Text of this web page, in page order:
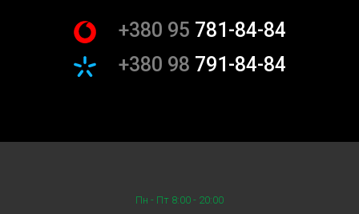
+380 95 781-84-84
+380 98 791-84-84
Пн - Пт 8:00 - 20:00